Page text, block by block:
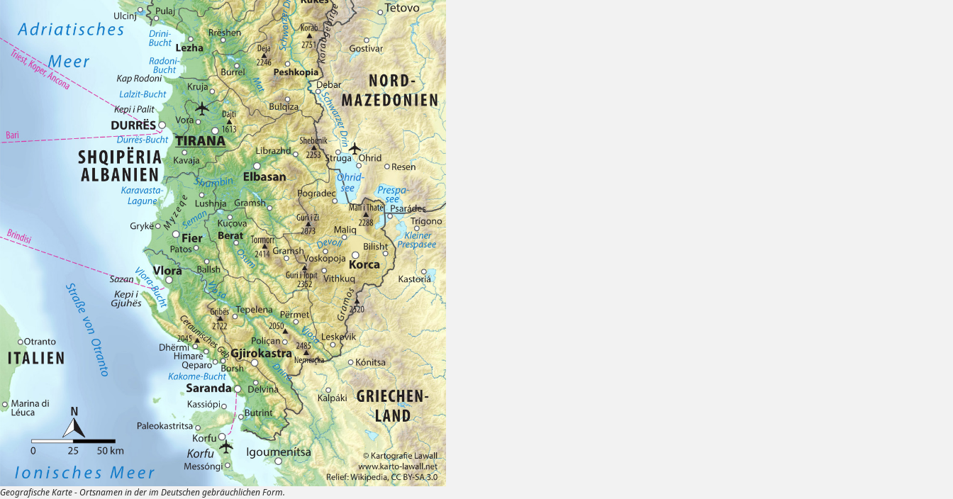
Geografische Karte - Ortsnamen in der im Deutschen gebräuchlichen Form.